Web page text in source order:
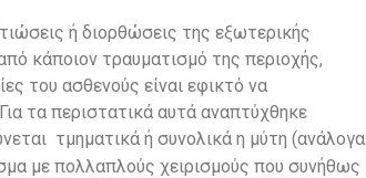
ή διορθώσεις της εξωτερικής
κάποιον τραυματισμό της περιοχής,
του ασθενούς είναι εφικτό να
τα περιστατικά αυτά αναπτύχθηκε
τμηματικά ή συνολικά η μύτη (ανάλογα
με πολλαπλούς χειρισμούς που συνήθως